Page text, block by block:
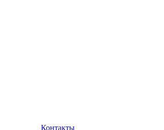
Контакты